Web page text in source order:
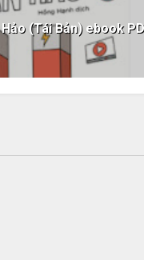
(Tái Bản) ebook